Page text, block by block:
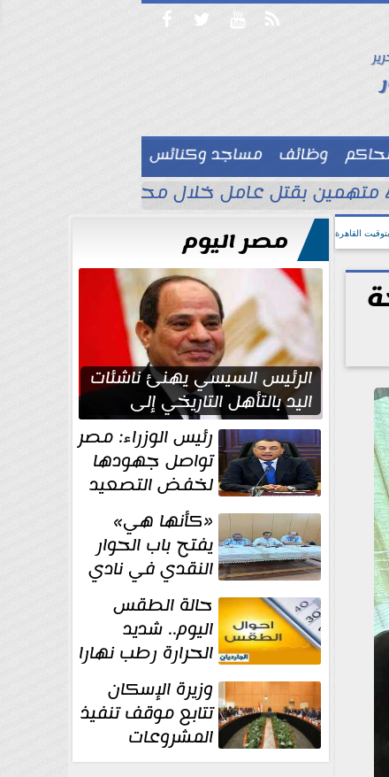
   
وظائف
مساجد وكنائس

بتوقيت القاهرة مصر اليوم
الرئيس السيسي يهنئ ناشئات
اليد بالتأهل التاريخي إلى
نصف نهائي كأس العالم
رئيس الوزراء: مصر
تواصل جهودها
لخفض التصعيد
والحفاظ على
الاستقرار الإقليمي«كأنها هي»
يفتح باب الحوار
النقدي في نادي
أدب مصر الجديدة
حالة الطقس
اليوم.. شديد
الحرارة رطب نهارا
مائل للحرارة رطب
ليلا.. و... وزيرة الإسكان
تتابع موقف تنفيذ
المشروعات
والخطة